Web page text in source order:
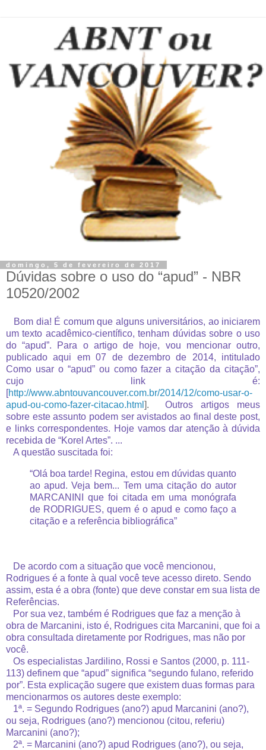
domingo, 5 de fevereiro de 2017
Dúvidas sobre o uso do “apud” - NBR
10520/2002
Bom dia! É comum que alguns universitários, ao iniciarem
um texto acadêmico-científico, tenham dúvidas sobre o uso
do “apud”. Para o artigo de hoje, vou mencionar outro,
publicado aqui em 07 de dezembro de 2014, intitulado
Como usar o “apud” ou como fazer a citação da citação”,
cujo link é:
[http://www.abntouvancouver.com.br/2014/12/como-usar-o-
apud-ou-como-fazer-citacao.html ].
Outros artigos meus
sobre este assunto podem ser avistados ao final deste post,
e links correspondentes. Hoje vamos dar atenção à dúvida
recebida de “Korel Artes”. ...
A questão suscitada foi:
“Olá boa tarde! Regina, estou em dúvidas quanto
ao apud. Veja bem... Tem uma citação do autor
MARCANINI que foi citada em uma monógrafa
de RODRIGUES, quem é o apud e como faço a
citação e a referência bibliográfica”
De acordo com a situação que você mencionou,
Rodrigues é a fonte à qual você teve acesso direto. Sendo
assim, esta é a obra (fonte) que deve constar em sua lista de
Referências.
Por sua vez, também é Rodrigues que faz a menção à
obra de Marcanini, isto é, Rodrigues cita Marcanini, que foi a
obra consultada diretamente por Rodrigues, mas não por
você.
Os especialistas Jardilino, Rossi e Santos (2000, p. 111-
113) definem que “apud” significa “segundo fulano, referido
por”. Esta explicação sugere que existem duas formas para
mencionarmos os autores deste exemplo:
1ª. = Segundo Rodrigues (ano?) apud Marcanini (ano?),
ou seja, Rodrigues (ano?) mencionou (citou, referiu)
Marcanini (ano?);
2ª. = Marcanini (ano?) apud Rodrigues (ano?), ou seja,